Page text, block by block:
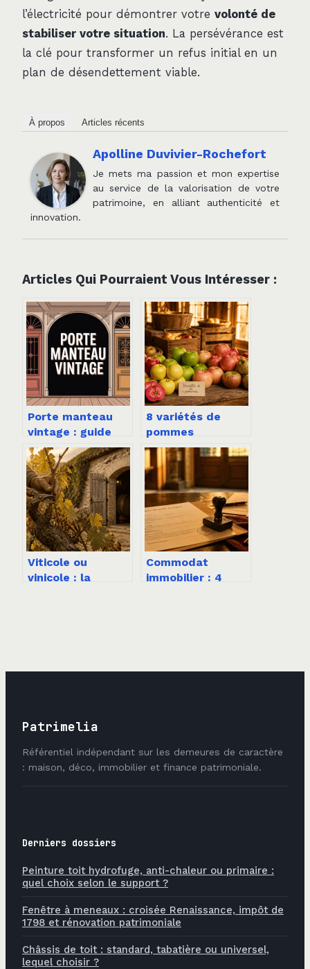
l’électricité pour démontrer votre volonté de
stabiliser votre situation. La persévérance est
la clé pour transformer un refus initial en un
plan de désendettement viable.
À propos Articles récents
Apolline Duvivier-Rochefort
Je mets ma passion et mon expertise
au service de la valorisation de votre
patrimoine, en alliant authenticité et
innovation.
Articles Qui Pourraient Vous Intéresser :
Porte manteau
vintage : guide
complet pour
choisir et
sublimer votre
intérieur
8 variétés de
pommes
incontournables :
comment choisir
la bonne selon
vos recettes ?
Viticole ou
vinicole : la
Commodat
immobilier : 4
Patrimelia
Référentiel indépendant sur les demeures de caractère
: maison, déco, immobilier et finance patrimoniale.
Derniers dossiers
Peinture toit hydrofuge, anti-chaleur ou primaire :
quel choix selon le support ?
Fenêtre à meneaux : croisée Renaissance, impôt de
1798 et rénovation patrimoniale
Châssis de toit : standard, tabatière ou universel,
lequel choisir ?